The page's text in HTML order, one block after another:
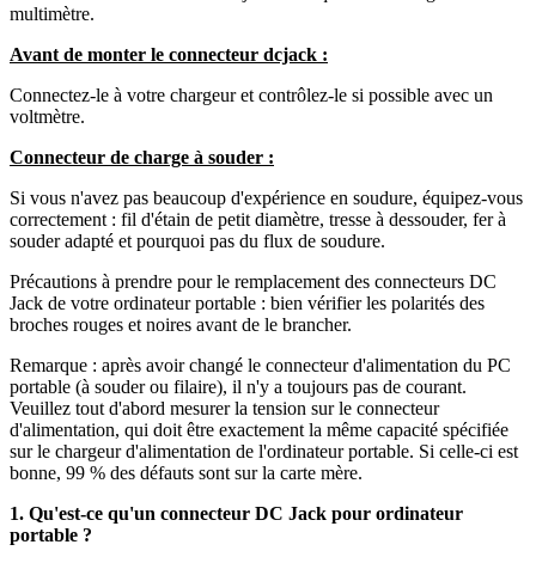
multimètre.
Avant de monter le connecteur dcjack :
Connectez-le à votre chargeur et contrôlez-le si possible avec un
voltmètre.
Connecteur de charge à souder :
Si vous n'avez pas beaucoup d'expérience en soudure, équipez-vous
correctement : fil d'étain de petit diamètre, tresse à dessouder, fer à
souder adapté et pourquoi pas du flux de soudure.
Précautions à prendre pour le remplacement des connecteurs DC
Jack de votre ordinateur portable : bien vérifier les polarités des
broches rouges et noires avant de le brancher.
Remarque : après avoir changé le connecteur d'alimentation du PC
portable (à souder ou filaire), il n'y a toujours pas de courant.
Veuillez tout d'abord mesurer la tension sur le connecteur
d'alimentation, qui doit être exactement la même capacité spécifiée
sur le chargeur d'alimentation de l'ordinateur portable. Si celle-ci est
bonne, 99 % des défauts sont sur la carte mère.
1. Qu'est-ce qu'un connecteur DC Jack pour ordinateur
portable ?